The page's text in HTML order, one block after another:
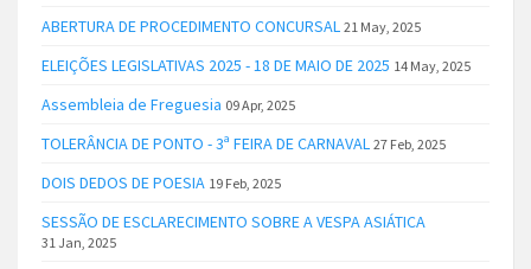
ABERTURA DE PROCEDIMENTO CONCURSAL 21 May, 2025
ELEIÇÕES LEGISLATIVAS 2025 - 18 DE MAIO DE 2025 14 May, 2025
Assembleia de Freguesia 09 Apr, 2025
TOLERÂNCIA DE PONTO - 3ª FEIRA DE CARNAVAL 27 Feb, 2025
DOIS DEDOS DE POESIA 19 Feb, 2025
SESSÃO DE ESCLARECIMENTO SOBRE A VESPA ASIÁTICA
31 Jan, 2025